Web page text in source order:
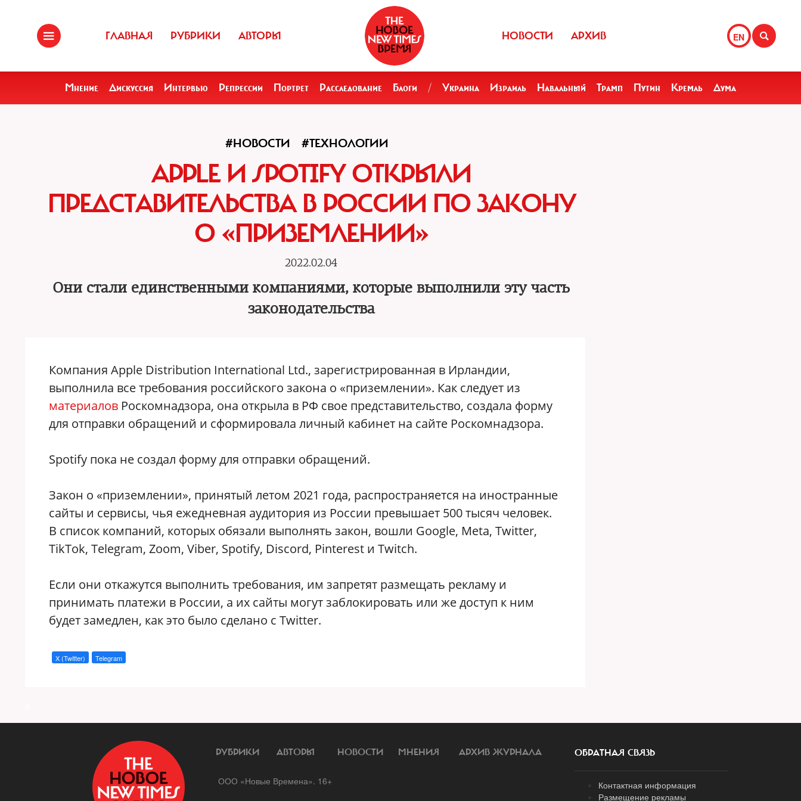
ГЛАВНАЯ РУБРИКИ АВТОРЫ EN
НОВОСТИ АРХИВ
Мнение Дискуссия Интервью Репрессии Портрет Расследование Блоги / Украина Израиль Навальный Трамп Путин Кремль Дума
#НОВОСТИ #ТЕХНОЛОГИИ
APPLE И SPOTIFY ОТКРЫЛИ
ПРЕДСТАВИТЕЛЬСТВА В РОССИИ ПО ЗАКОНУ
О «ПРИЗЕМЛЕНИИ»
2022.02.04
Они стали единственными компаниями, которые выполнили эту часть
законодательства
Компания Apple Distribution International Ltd., зарегистрированная в Ирландии,
выполнила все требования российского закона о «приземлении». Как следует из
материалов Роскомнадзора, она открыла в РФ свое представительство, создала форму
для отправки обращений и сформировала личный кабинет на сайте Роскомнадзора.
Spotify пока не создал форму для отправки обращений.
Закон о «приземлении», принятый летом 2021 года, распространяется на иностранные
сайты и сервисы, чья ежедневная аудитория из России превышает 500 тысяч человек.
В список компаний, которых обязали выполнять закон, вошли Google, Meta, Twitter,
TikTok, Telegram, Zoom, Viber, Spotify, Discord, Pinterest и Twitch.
Если они откажутся выполнить требования, им запретят размещать рекламу и
принимать платежи в России, а их сайты могут заблокировать или же доступ к ним
будет замедлен, как это было сделано с Twitter.
X (Twitter) Telegram
РУБРИКИ АВТОРЫ НОВОСТИ МНЕНИЯ АРХИВ ЖУРНАЛА
ООО «Новые Времена». 16+
ОБРАТНАЯ СВЯЗЬ
Контактная информация
Размещение рекламы